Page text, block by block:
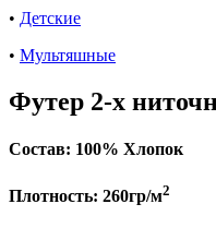
• Детские
• Мультяшные
Футер 2-х
Состав: 100% Хлопок
Плотность: 260гр/м2